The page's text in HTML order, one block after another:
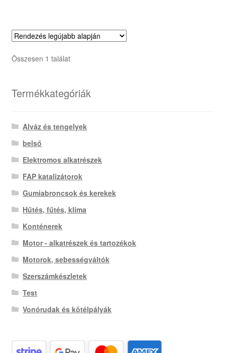
Összesen 1 találat
Termékkategóriák
Alváz és tengelyek
belső
Elektromos alkatrészek
FAP katalizátorok
Gumiabroncsok és kerekek
Hűtés, fűtés, klíma
Konténerek
Motor - alkatrészek és tartozékok
Motorok, sebességváltók
Szerszámkészletek
Test
Vonórudak és kötélpályák